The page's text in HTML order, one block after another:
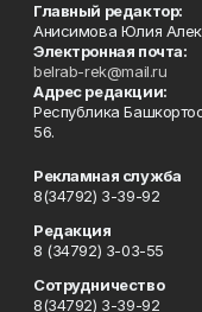
Главный редактор:
Анисимова Юлия
Электронная почта:
belrab-rek@mail.ru
Адрес редакции:
Республика
56.
Рекламная служба
8(34792) 3-39-92
Редакция
8 (34792) 3-03-55
Сотрудничество
8(34792) 3-39-92